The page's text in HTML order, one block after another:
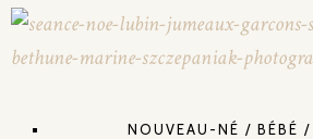
NOUVEAU-NÉ / BÉBÉ /